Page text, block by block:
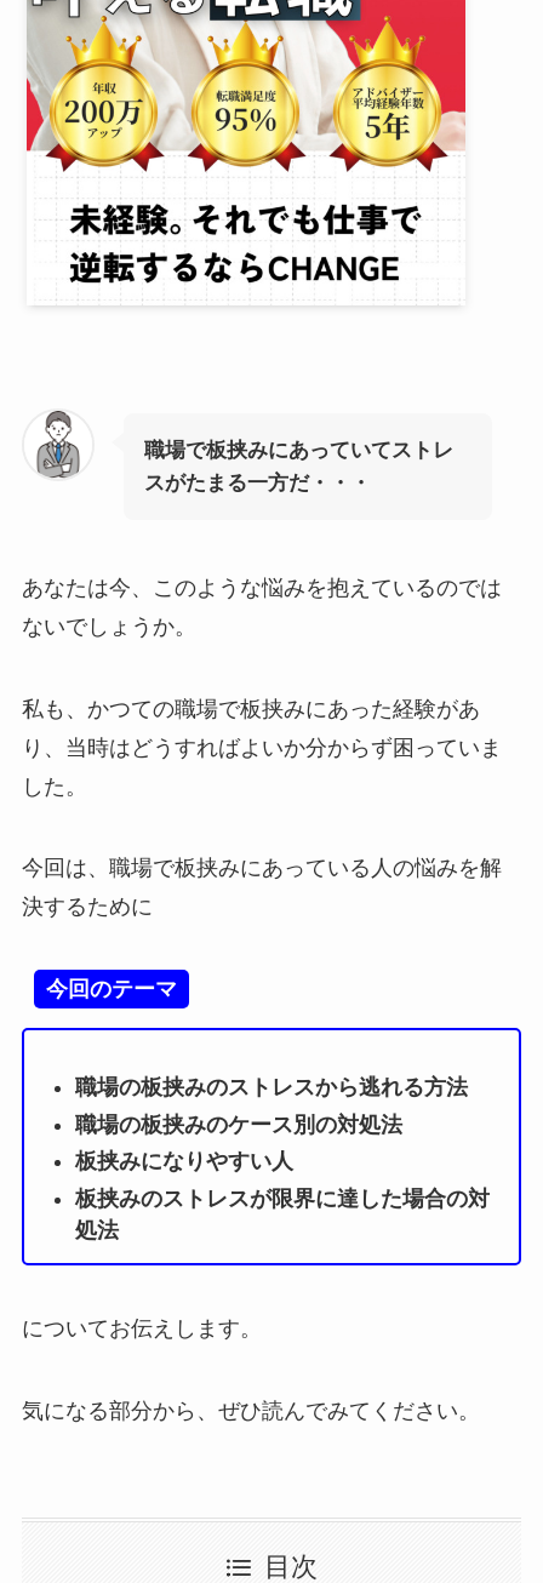
職場で板挟みにあっていてストレ
スがたまる一方だ・・・
あなたは今、このような悩みを抱えているのでは
ないでしょうか。
私も、かつての職場で板挟みにあった経験があ
り、当時はどうすればよいか分からず困っていま
した。
今回は、職場で板挟みにあっている人の悩みを解
決するために
今回のテーマ
職場の板挟みのストレスから逃れる方法
職場の板挟みのケース別の対処法
板挟みになりやすい人
板挟みのストレスが限界に達した場合の対
処法
についてお伝えします。
気になる部分から、ぜひ読んでみてください。
目次